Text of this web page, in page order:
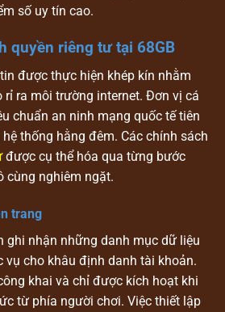
số uy tín cao.
quyền riêng tư tại 68GB
được thực hiện khép kín nhằm
rỉ ra môi trường internet. Đơn vị cá
chuẩn an ninh mạng quốc tế tiên
thống hằng đêm. Các chính sách
được cụ thể hóa qua từng bước
cùng nghiêm ngặt.
trang
ghi nhận những danh mục dữ liệu
vụ cho khâu định danh tài khoản.
khai và chỉ được kích hoạt khi
từ phía người chơi. Việc thiết lập